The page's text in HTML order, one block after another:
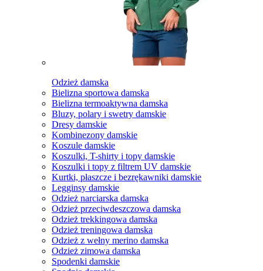
Odzież damska
Bielizna sportowa damska
Bielizna termoaktywna damska
Bluzy, polary i swetry damskie
Dresy damskie
Kombinezony damskie
Koszule damskie
Koszulki, T-shirty i topy damskie
Koszulki i topy z filtrem UV damskie
Kurtki, płaszcze i bezrękawniki damskie
Legginsy damskie
Odzież narciarska damska
Odzież przeciwdeszczowa damska
Odzież trekkingowa damska
Odzież treningowa damska
Odzież z wełny merino damska
Odzież zimowa damska
Spodenki damskie